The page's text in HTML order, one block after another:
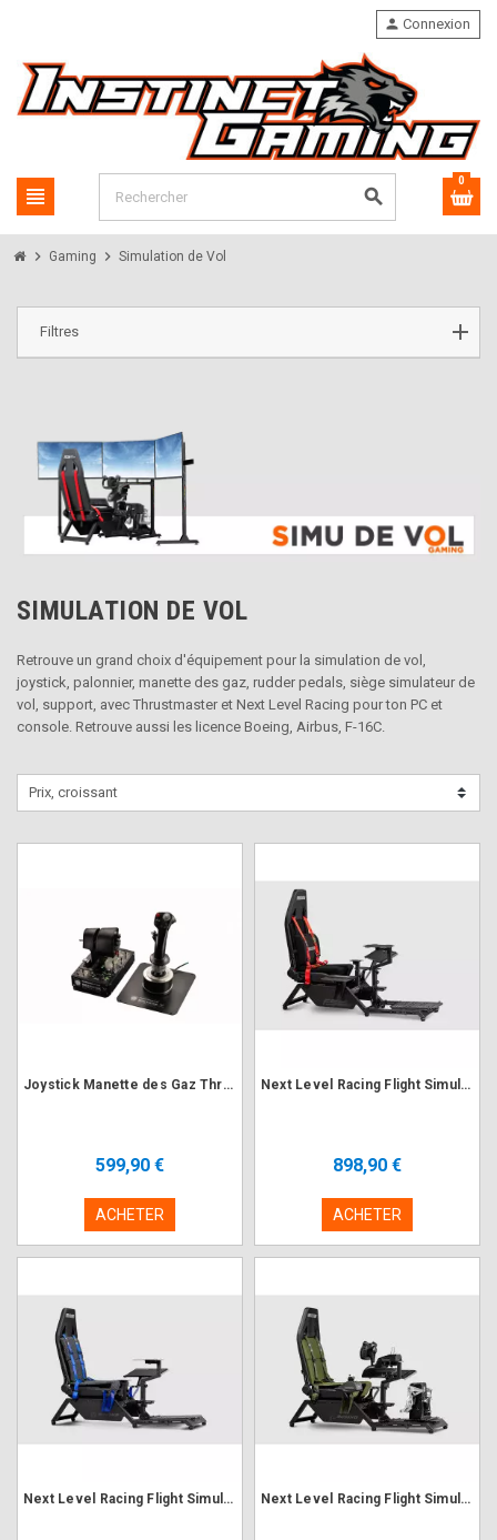
view_headline search
person Connexion
0
chevron_right Gaming chevron_right Simulation de Vol
Filtres
SIMULATION DE VOL
Retrouve un grand choix d'équipement pour la simulation de vol,
joystick, palonnier, manette des gaz, rudder pedals, siège simulateur de
vol, support, avec Thrustmaster et Next Level Racing pour ton PC et
console. Retrouve aussi les licence Boeing, Airbus, F-16C.
Prix, croissant
Joystick Manette des Gaz Thrustmaster Hotas Warthog
599,90 €
ACHETER
Next Level Racing Flight Simulator (NLR-S018) Simulateur de Vol
898,90 €
ACHETER
Next Level Racing Flight Simulator Boeing Commercial Edition NLR-S027 Next Level Racing Flight Simulator Boeing Military Edition NLR-S028